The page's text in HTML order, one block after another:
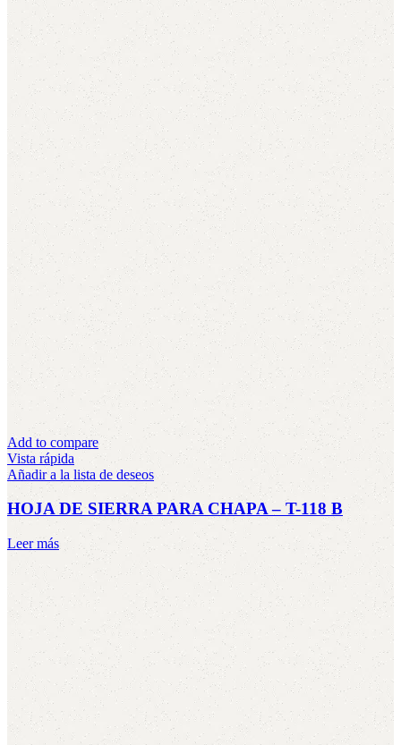
Add to compare
Vista rápida
Añadir a la lista de deseos
HOJA DE SIERRA PARA CHAPA – T-118 B
Leer más